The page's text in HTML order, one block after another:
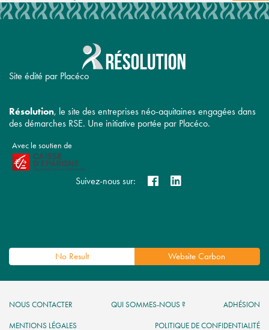
Site édité par Placéco
Résolution, le site des entreprises néo-aquitaines engagées dans
des démarches RSE. Une initiative portée par Placéco.
Avec le soutien de
Suivez-nous sur:
No Result Website Carbon
NOUS CONTACTER QUI SOMMES-NOUS ? ADHÉSION
MENTIONS LÉGALES POLITIQUE DE CONFIDENTIALITÉ